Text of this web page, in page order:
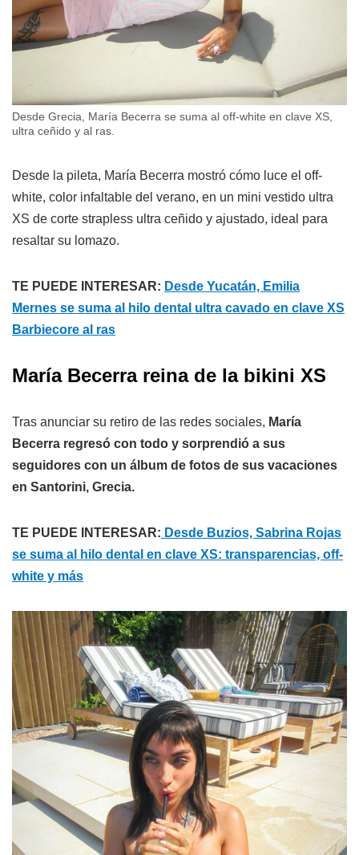
Desde Grecia, María Becerra se suma al off-white en clave XS,
ultra ceñido y al ras.
Desde la pileta, María Becerra mostró cómo luce el off-
white, color infaltable del verano, en un mini vestido ultra
XS de corte strapless ultra ceñido y ajustado, ideal para
resaltar su lomazo.
TE PUEDE INTERESAR: Desde Yucatán, Emilia
Mernes se suma al hilo dental ultra cavado en clave XS
Barbiecore al ras
María Becerra reina de la bikini XS
Tras anunciar su retiro de las redes sociales, María
Becerra regresó con todo y sorprendió a sus
seguidores con un álbum de fotos de sus vacaciones
en Santorini, Grecia.
TE PUEDE INTERESAR: Desde Buzios, Sabrina Rojas
se suma al hilo dental en clave XS: transparencias, off-
white y más